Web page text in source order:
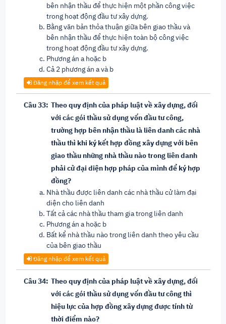
bên nhận thầu để thực hiện một phần công việc
trong hoạt động đầu tư xây dựng.
Bằng văn bản thỏa thuận giữa bên giao thầu và
bên nhận thầu để thực hiện toàn bộ công việc
trong hoạt động đầu tư xây dựng.
Phương án a hoặc b
Cả 2 phương án a và b
Đăng nhập để xem kết quả
Câu 33: Theo quy định của pháp luật về xây dựng, đối
với các gói thầu sử dụng vốn đầu tư công,
trường hợp bên nhận thầu là liên danh các nhà
thầu thì khi ký kết hợp đồng xây dựng với bên
giao thầu những nhà thầu nào trong liên danh
phải cử đại diện hợp pháp của mình để ký hợp
đồng?
Nhà thầu được liên danh các nhà thầu cử làm đại
diện cho liên danh
Tất cả các nhà thầu tham gia trong liên danh
Phương án a hoặc b
Bất kể nhà thầu nào trong liên danh theo yêu cầu
của bên giao thầu
Đăng nhập để xem kết quả
Câu 34: Theo quy định của pháp luật về xây dựng, đối
với các gói thầu sử dụng vốn đầu tư công thì
hiệu lực của hợp đồng xây dựng được tính từ
thời điểm nào?